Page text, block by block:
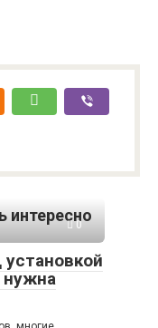
0
нужна